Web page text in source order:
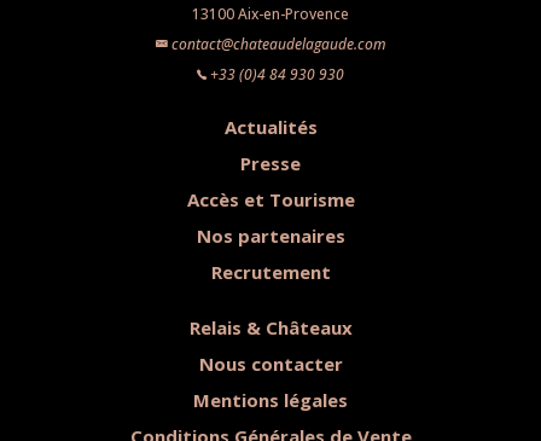
13100 Aix-en-Provence
contact@chateaudelagaude.com
+33 (0)4 84 930 930
Actualités
Presse
Accès et Tourisme
Nos partenaires
Recrutement
Relais & Châteaux
Nous contacter
Mentions légales
Conditions Générales de Vente